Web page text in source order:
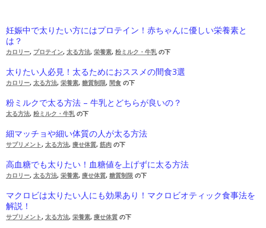
妊娠中で太りたい方にはプロテイン！赤ちゃんに優しい栄養素と
は？
カロリー, プロテイン, 太る方法, 栄養素, 粉ミルク・牛乳 の下
太りたい人必見！太るためにおススメの間食3選
カロリー, 太る方法, 栄養素, 糖質制限, 間食 の下
粉ミルクで太る方法 – 牛乳とどちらが良いの？
太る方法, 粉ミルク・牛乳 の下
細マッチョや細い体質の人が太る方法
サプリメント, 太る方法, 痩せ体質, 筋肉 の下
高血糖でも太りたい！血糖値を上げずに太る方法
カロリー, 太る方法, 栄養素, 痩せ体質, 糖質制限 の下
マクロビは太りたい人にも効果あり！マクロビオティック食事法を
解説！
サプリメント, 太る方法, 栄養素, 痩せ体質 の下